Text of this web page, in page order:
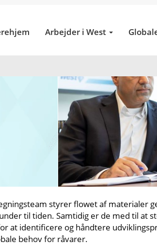
Arbejder i West
styrer flowet af materialer
til tiden. Samtidig er de med til at
at identificere og håndtere
behov for råvarer.